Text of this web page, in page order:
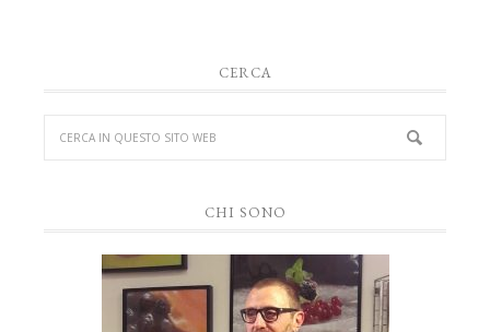
CERCA
CHI SONO